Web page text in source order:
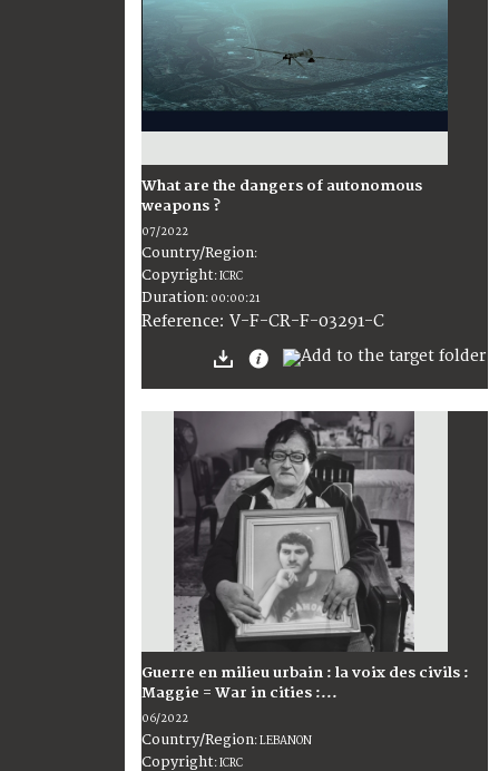
What are the dangers of autonomous
weapons ?
07/2022
Country/Region:
Copyright:ICRC
Duration: 00:00:21
Reference: V-F-CR-F-03291-C
Guerre en milieu urbain : la voix des civils :
Maggie = War in cities :...
06/2022
Country/Region:LEBANON
Copyright:ICRC